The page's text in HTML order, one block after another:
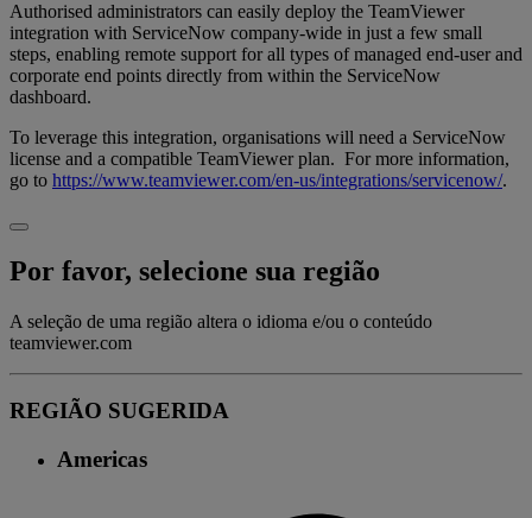
Authorised administrators can easily deploy the TeamViewer
integration with ServiceNow company-wide in just a few small
steps, enabling remote support for all types of managed end-user and
corporate end points directly from within the ServiceNow
dashboard.
To leverage this integration, organisations will need a ServiceNow
license and a compatible TeamViewer plan. For more information,
go to https://www.teamviewer.com/en-us/integrations/servicenow/.
Por favor, selecione sua região
A seleção de uma região altera o idioma e/ou o conteúdo
teamviewer.com
REGIÃO SUGERIDA
Americas